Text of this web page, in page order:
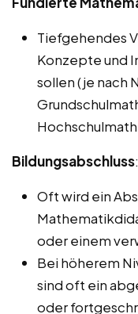
Tiefgehendes
Konzepte und
sollen (je nach
Bildungsabschluss:
Oft wird ein
oder einem
Bei höherem
sind oft ein
oder